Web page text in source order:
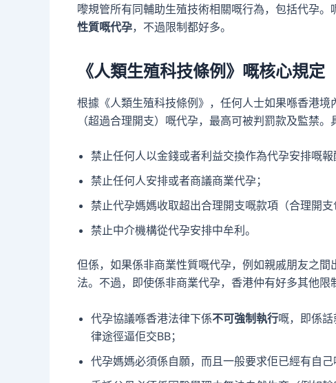
嚟規管所有同輔助生殖技術相關嘅行為，包括代孕。
性質嘅代孕，不過限制都好多。
《人類生殖科技條例》嘅核心規定
根據《人類生殖科技條例》，任何人士如果喺香港
（超過合理開支）嘅代孕，最高可被判罰款及監禁。
禁止任何人以金錢或者利益交換作為代孕安排嘅報
禁止任何人安排或者商議商業代孕；
禁止代孕媽媽收取超出合理開支嘅款項（合理開
禁止中介機構從代孕安排中牟利。
但係，如果係非商業性質嘅代孕，例如親戚朋友之
法。不過，即使係非商業代孕，香港仲有好多其他限
代孕協議喺香港法律下係不可強制執行嘅，即係
律途徑逼佢交BB；
代孕媽媽必須係自願，而且一般要求佢已經有自己